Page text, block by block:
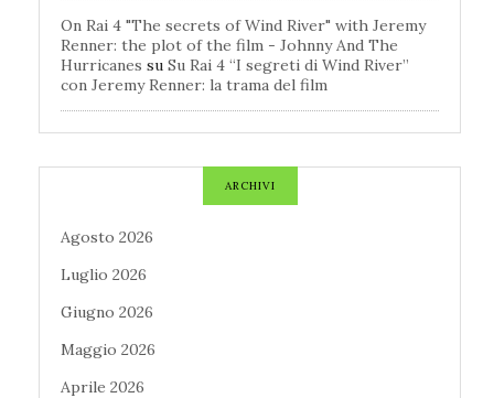
On Rai 4 "The secrets of Wind River" with Jeremy
Renner: the plot of the film - Johnny And The
Hurricanes su Su Rai 4 “I segreti di Wind River”
con Jeremy Renner: la trama del film
ARCHIVI
Agosto 2026
Luglio 2026
Giugno 2026
Maggio 2026
Aprile 2026